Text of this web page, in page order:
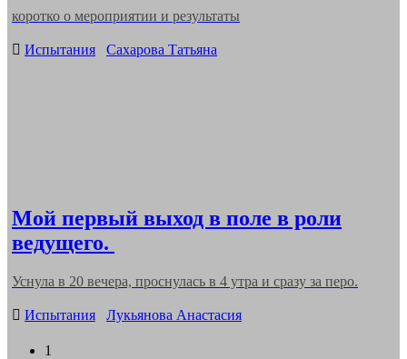
коротко о мероприятии и результаты
Categories
Испытания Сахарова Татьяна
Мой первый выход в поле в роли
ведущего.
Уснула в 20 вечера, проснулась в 4 утра и сразу за перо.
Categories
Испытания Лукьянова Анастасия
Навигация
1